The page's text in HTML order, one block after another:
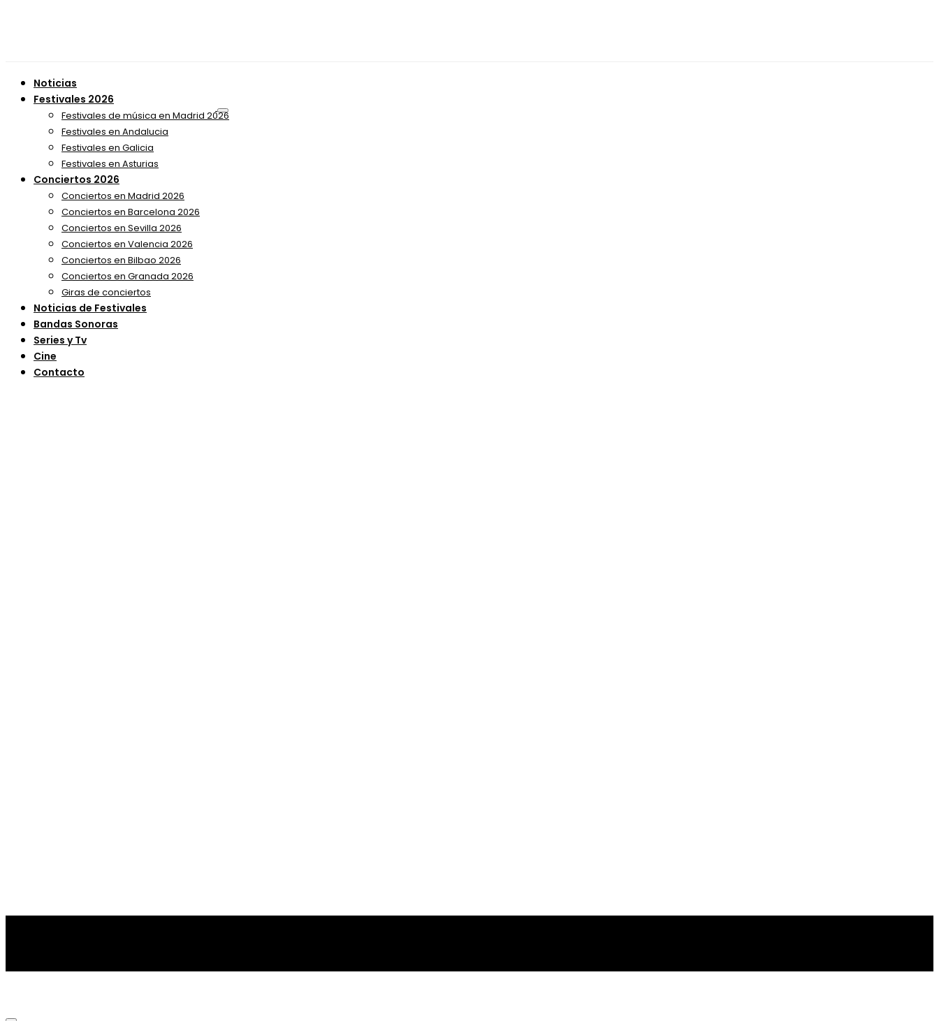
Noticias
Festivales 2026
Festivales de música en Madrid 2026
Festivales en Andalucia
Festivales en Galicia
Festivales en Asturias
Conciertos 2026
Conciertos en Madrid 2026
Conciertos en Barcelona 2026
Conciertos en Sevilla 2026
Conciertos en Valencia 2026
Conciertos en Bilbao 2026
Conciertos en Granada 2026
Giras de conciertos
Noticias de Festivales
Bandas Sonoras
Series y Tv
Cine
Contacto